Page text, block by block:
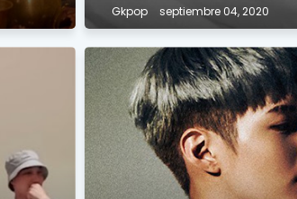
Gkpop septiembre 04, 2020